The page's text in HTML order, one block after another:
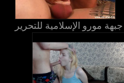
جبهة مورو الإسلامية للتحرير